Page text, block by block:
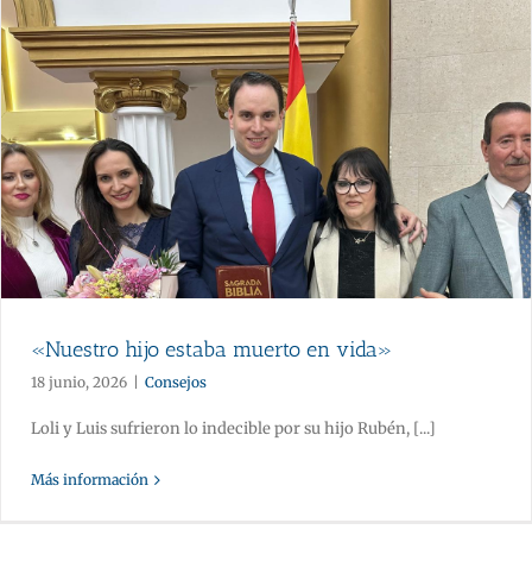
«Nuestro hijo estaba muerto en vida»
18 junio, 2026 Consejos
Loli y Luis sufrieron lo indecible por su hijo Rubén, [...]
Más información